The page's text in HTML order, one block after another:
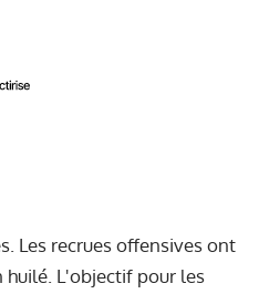
Les recrues offensives ont
L'objectif pour les